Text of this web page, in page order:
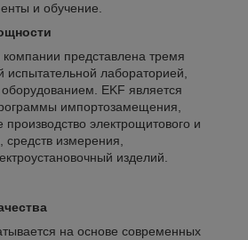
и обучение.
представлена тремя
испытательной лабораторией,
EKF является
импортозамещения,
производство электрощитового и
средств измерения,
изделий.
на основе современных